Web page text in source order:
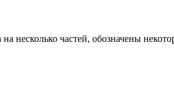
несколько частей, обозначены